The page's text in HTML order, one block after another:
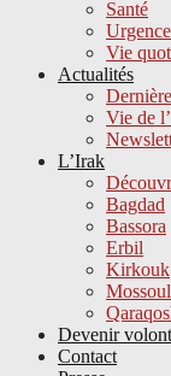
Santé
Urgence
Vie
Actualités
Vie de
L’Irak
Bagdad
Bassora
Erbil
Kirkouk
Mossoul
Devenir
Contact